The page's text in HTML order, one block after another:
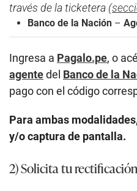
través de la ticketera (
Banco de la Nación –
Ingresa a Pagalo.pe, o
agentedel Banco de la
pago con el código
Para ambas
y/o captura de pantalla.
2) Solicita tu rectificación